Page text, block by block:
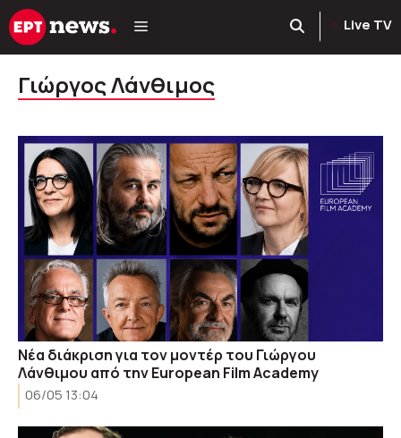
Μετάβαση
σε
Live TV
Γιώργος Λάνθιμος
Νέα διάκριση για τον μοντέρ του Γιώργου
Λάνθιμου από την European Film Academy
06/05 13:04